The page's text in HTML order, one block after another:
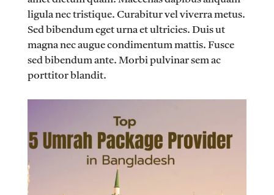
ligula nec tristique. Curabitur vel viverra metus.
Sed bibendum eget urna et ultricies. Duis ut
magna nec augue condimentum mattis. Fusce
sed bibendum ante. Morbi pulvinar sem ac
porttitor blandit.